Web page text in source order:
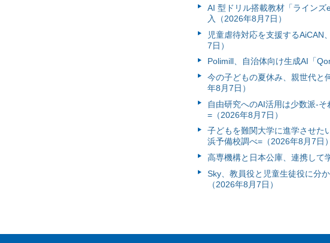
AI 型ドリル搭載教材「ライン
入（2026年8月7日）
児童虐待対応を支援するAiCAN
7日）
Polimill、自治体向け生成AI「
今の子どもの夏休み、親世代と
年8月7日）
自由研究へのAI活用は少数派-
=（2026年8月7日）
子どもを難関大学に進学させた
浜予備校調べ=（2026年8月7日）
高専機構と日本公庫、連携して
Sky、教員役と児童生徒役に分
（2026年8月7日）